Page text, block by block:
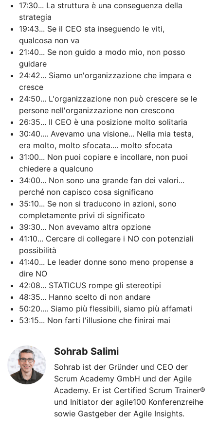
17:30... La struttura è una conseguenza della
strategia
19:43... Se il CEO sta inseguendo le viti,
qualcosa non va
21:40... Se non guido a modo mio, non posso
guidare
24:42... Siamo un'organizzazione che impara e
cresce
24:50... L'organizzazione non può crescere se le
persone nell'organizzazione non crescono
26:35... Il CEO è una posizione molto solitaria
30:40.... Avevamo una visione... Nella mia testa,
era molto, molto sfocata.... molto sfocata
31:00... Non puoi copiare e incollare, non puoi
chiedere a qualcuno
34:00... Non sono una grande fan dei valori...
perché non capisco cosa significano
35:10... Se non si traducono in azioni, sono
completamente privi di significato
39:30... Non avevamo altra opzione
41:10... Cercare di collegare i NO con potenziali
possibilità
41:40... Le leader donne sono meno propense a
dire NO
42:08... STATICUS rompe gli stereotipi
48:35... Hanno scelto di non andare
50:20.... Siamo più flessibili, siamo più affamati
53:15... Non farti l'illusione che finirai mai
Sohrab Salimi
Sohrab ist der Gründer und CEO der
Scrum Academy GmbH und der Agile
Academy. Er ist Certified Scrum Trainer®
und Initiator der agile100 Konferenzreihe
sowie Gastgeber der Agile Insights.